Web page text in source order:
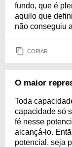
fundo, que é
aquilo que
não conseguiu
COPIAR
O maior
Toda
capacidade só
fé nesse
alcançá-lo.
potencial, seja